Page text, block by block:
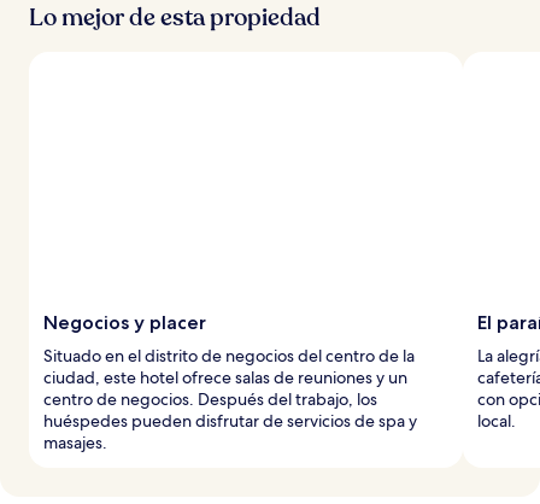
Lo mejor de esta propiedad
Negocios y placer
Situado en el distrito de negocios del centro de la
ciudad, este hotel ofrece salas de reuniones y un
centro de negocios. Después del trabajo, los
huéspedes pueden disfrutar de servicios de spa y
masajes.
El
La
con
local.